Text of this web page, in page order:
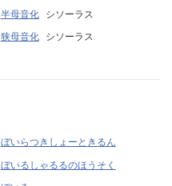
半母音化
シソーラス
狭母音化 シソーラス
ぼいらつきしょーときるん
ぼいるしゃるるのほうそく